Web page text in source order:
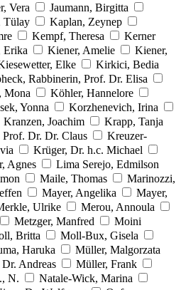
Vera
Jaumann, Birgitta
Tülay
Kaplan, Zeynep
Kempf, Theresa
Kerner
Erika Kiener, Amelie
Kiener,
Elke
Kirkici, Bedia
Rabbinerin, Prof. Dr. Elisa
Mona
Köhler, Hannelore
Yonna
Korzhenevich, Irina
Kranzen, Joachim
Krapp, Tanja
Dr. Dr. Claus
Kreuzer-
Krüger, Dr. h.c. Michael
Agnes
Lima Serejo, Edmilson
Maile, Thomas
Marinozzi,
Mayer, Angelika
Mayer,
Ulrike
Merou, Annoula
Metzger, Manfred
Moini
Britta
Moll-Bux, Gisela
Haruka
Müller, Malgorzata
Andreas
Müller, Frank
N.
Natale-Wick, Marina